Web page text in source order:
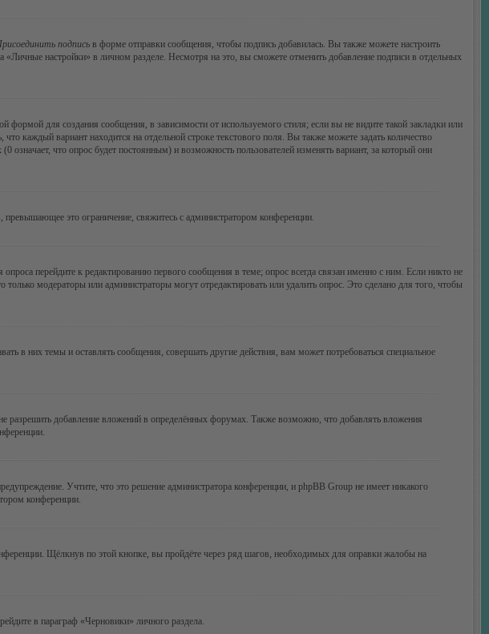
подпись в форме отправки сообщения, чтобы подпись добавилась. Вы также можете настроить
настройки» в личном разделе. Несмотря на это, вы сможете отменить добавление подписи в отдельных
формой для создания сообщения, в зависимости от используемого стиля; если вы не видите такой закладки или
каждый вариант находится на отдельной строке текстового поля. Вы также можете задать количество
что опрос будет постоянным) и возможность пользователей изменять вариант, за который они
превышающее это ограничение, свяжитесь с администратором конференции.
перейдите к редактированию первого сообщения в теме; опрос всегда связан именно с ним. Если никто не
модераторы или администраторы могут отредактировать или удалить опрос. Это сделано для того, чтобы
в них темы и оставлять сообщения, совершать другие действия, вам может потребоваться специальное
добавление вложений в определённых форумах. Также возможно, что добавлять вложения
Учтите, что это решение администратора конференции, и phpBB Group не имеет никакого
конференции.
Щёлкнув по этой кнопке, вы пройдёте через ряд шагов, необходимых для оправки жалобы на
в параграф «Черновики» личного раздела.